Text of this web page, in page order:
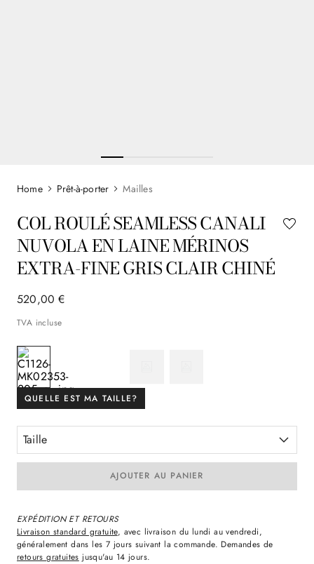
Prêt-à-porter Mailles
COL ROULÉ SEAMLESS CANALI
NUVOLA EN LAINE MÉRINOS
EXTRA-FINE GRIS CLAIR CHINÉ
520,00 €
TVA incluse
QUELLE EST MA TAILLE?
Taille
AJOUTER AU PANIER
EXPÉDITION ET RETOURS
Livraison standard gratuite, avec livraison du lundi au vendredi,
généralement dans les 7 jours suivant la commande. Demandes de
retours gratuites jusqu'au 14 jours.